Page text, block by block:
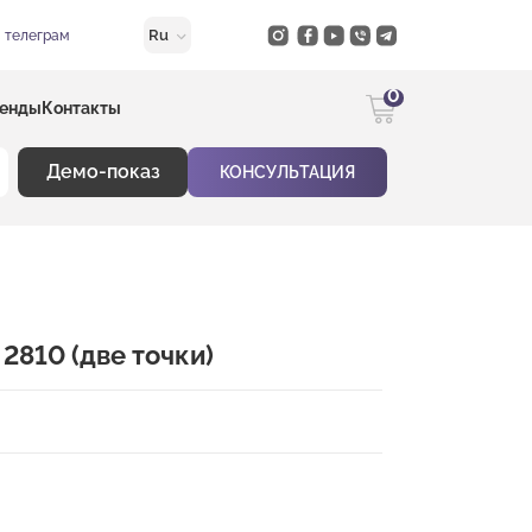
телеграм Ru
Контакты
0
Демо-показ КОНСУЛЬТАЦИЯ
(две точки)